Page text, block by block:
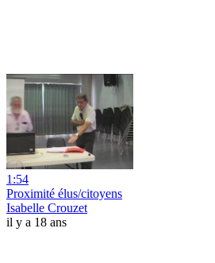
1:54
Proximité élus/citoyens
Isabelle Crouzet
il y a 18 ans